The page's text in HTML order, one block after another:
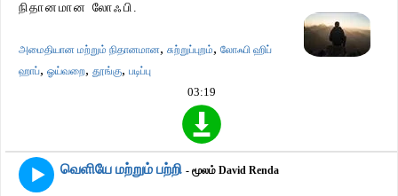
நிதானமான லோஃபி.
அமைதியான மற்றும் நிதானமான, சுற்றுப்புறம், லோஃபி ஹிப்
ஹாப், ஓய்வறை, தூங்கு, படிப்பு
03:19
வெளியே மற்றும் பற்றி - மூலம் David Renda